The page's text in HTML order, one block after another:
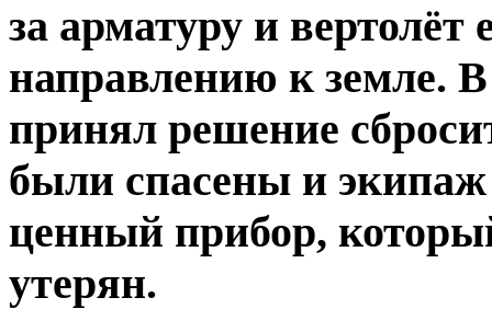
за арматуру и вертолёт
направлению к земле.
принял решение
были спасены и экипаж
ценный прибор,
утерян.